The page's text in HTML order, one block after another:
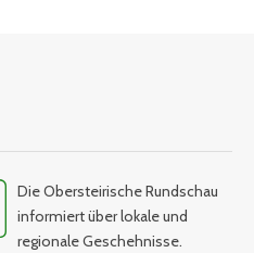
Die Obersteirische Rundschau
informiert über lokale und
regionale Geschehnisse.